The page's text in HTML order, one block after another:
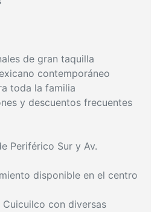
de gran taquilla
contemporáneo
toda la familia
y descuentos frecuentes
Periférico Sur y Av.
disponible en el centro
con diversas